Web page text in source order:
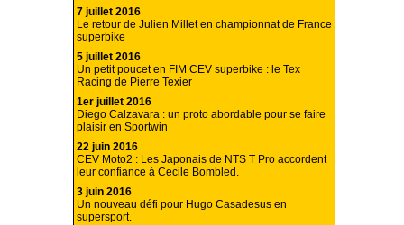
7 juillet 2016
Le retour de Julien Millet en championnat de France
superbike
5 juillet 2016
Un petit poucet en FIM CEV superbike : le Tex
Racing de Pierre Texier
1er juillet 2016
Diego Calzavara : un proto abordable pour se faire
plaisir en Sportwin
22 juin 2016
CEV Moto2 : Les Japonais de NTS T Pro accordent
leur confiance à Cecile Bombled.
3 juin 2016
Un nouveau défi pour Hugo Casadesus en
supersport.